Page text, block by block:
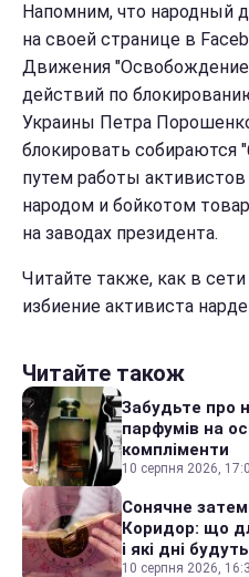
Напомним, что народный
на своей странице в
Движения
действий по
Украины Петра
блокировать собираются
путем работы
народом и бойкотом
на заводах президента.
Читайте также, как в
избиение активиста
Читайте також
Забудьте про
парфумів на
компліменти
10 серпня 2026,
Сонячне
Коридор: що
і які дні
10 серпня 2026,